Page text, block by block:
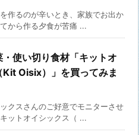
作るのが辛いとき、家族でお出か
から作る夕食が苦痛 ...
・使い切り食材「キットオ
Kit Oisix）」を買ってみま
クスさんのご好意でモニターさせ
ットオイシックス（ ...